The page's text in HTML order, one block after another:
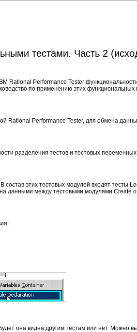
тестами. Часть 2
Rational Performance Tester
по применению этих
Rational Performance Tester, для обмена
разделения тестов и тестовых
этих тестовых модулей входят тесты
данными между тестовыми модулями Create
она видна другим тестам или нет. Можно